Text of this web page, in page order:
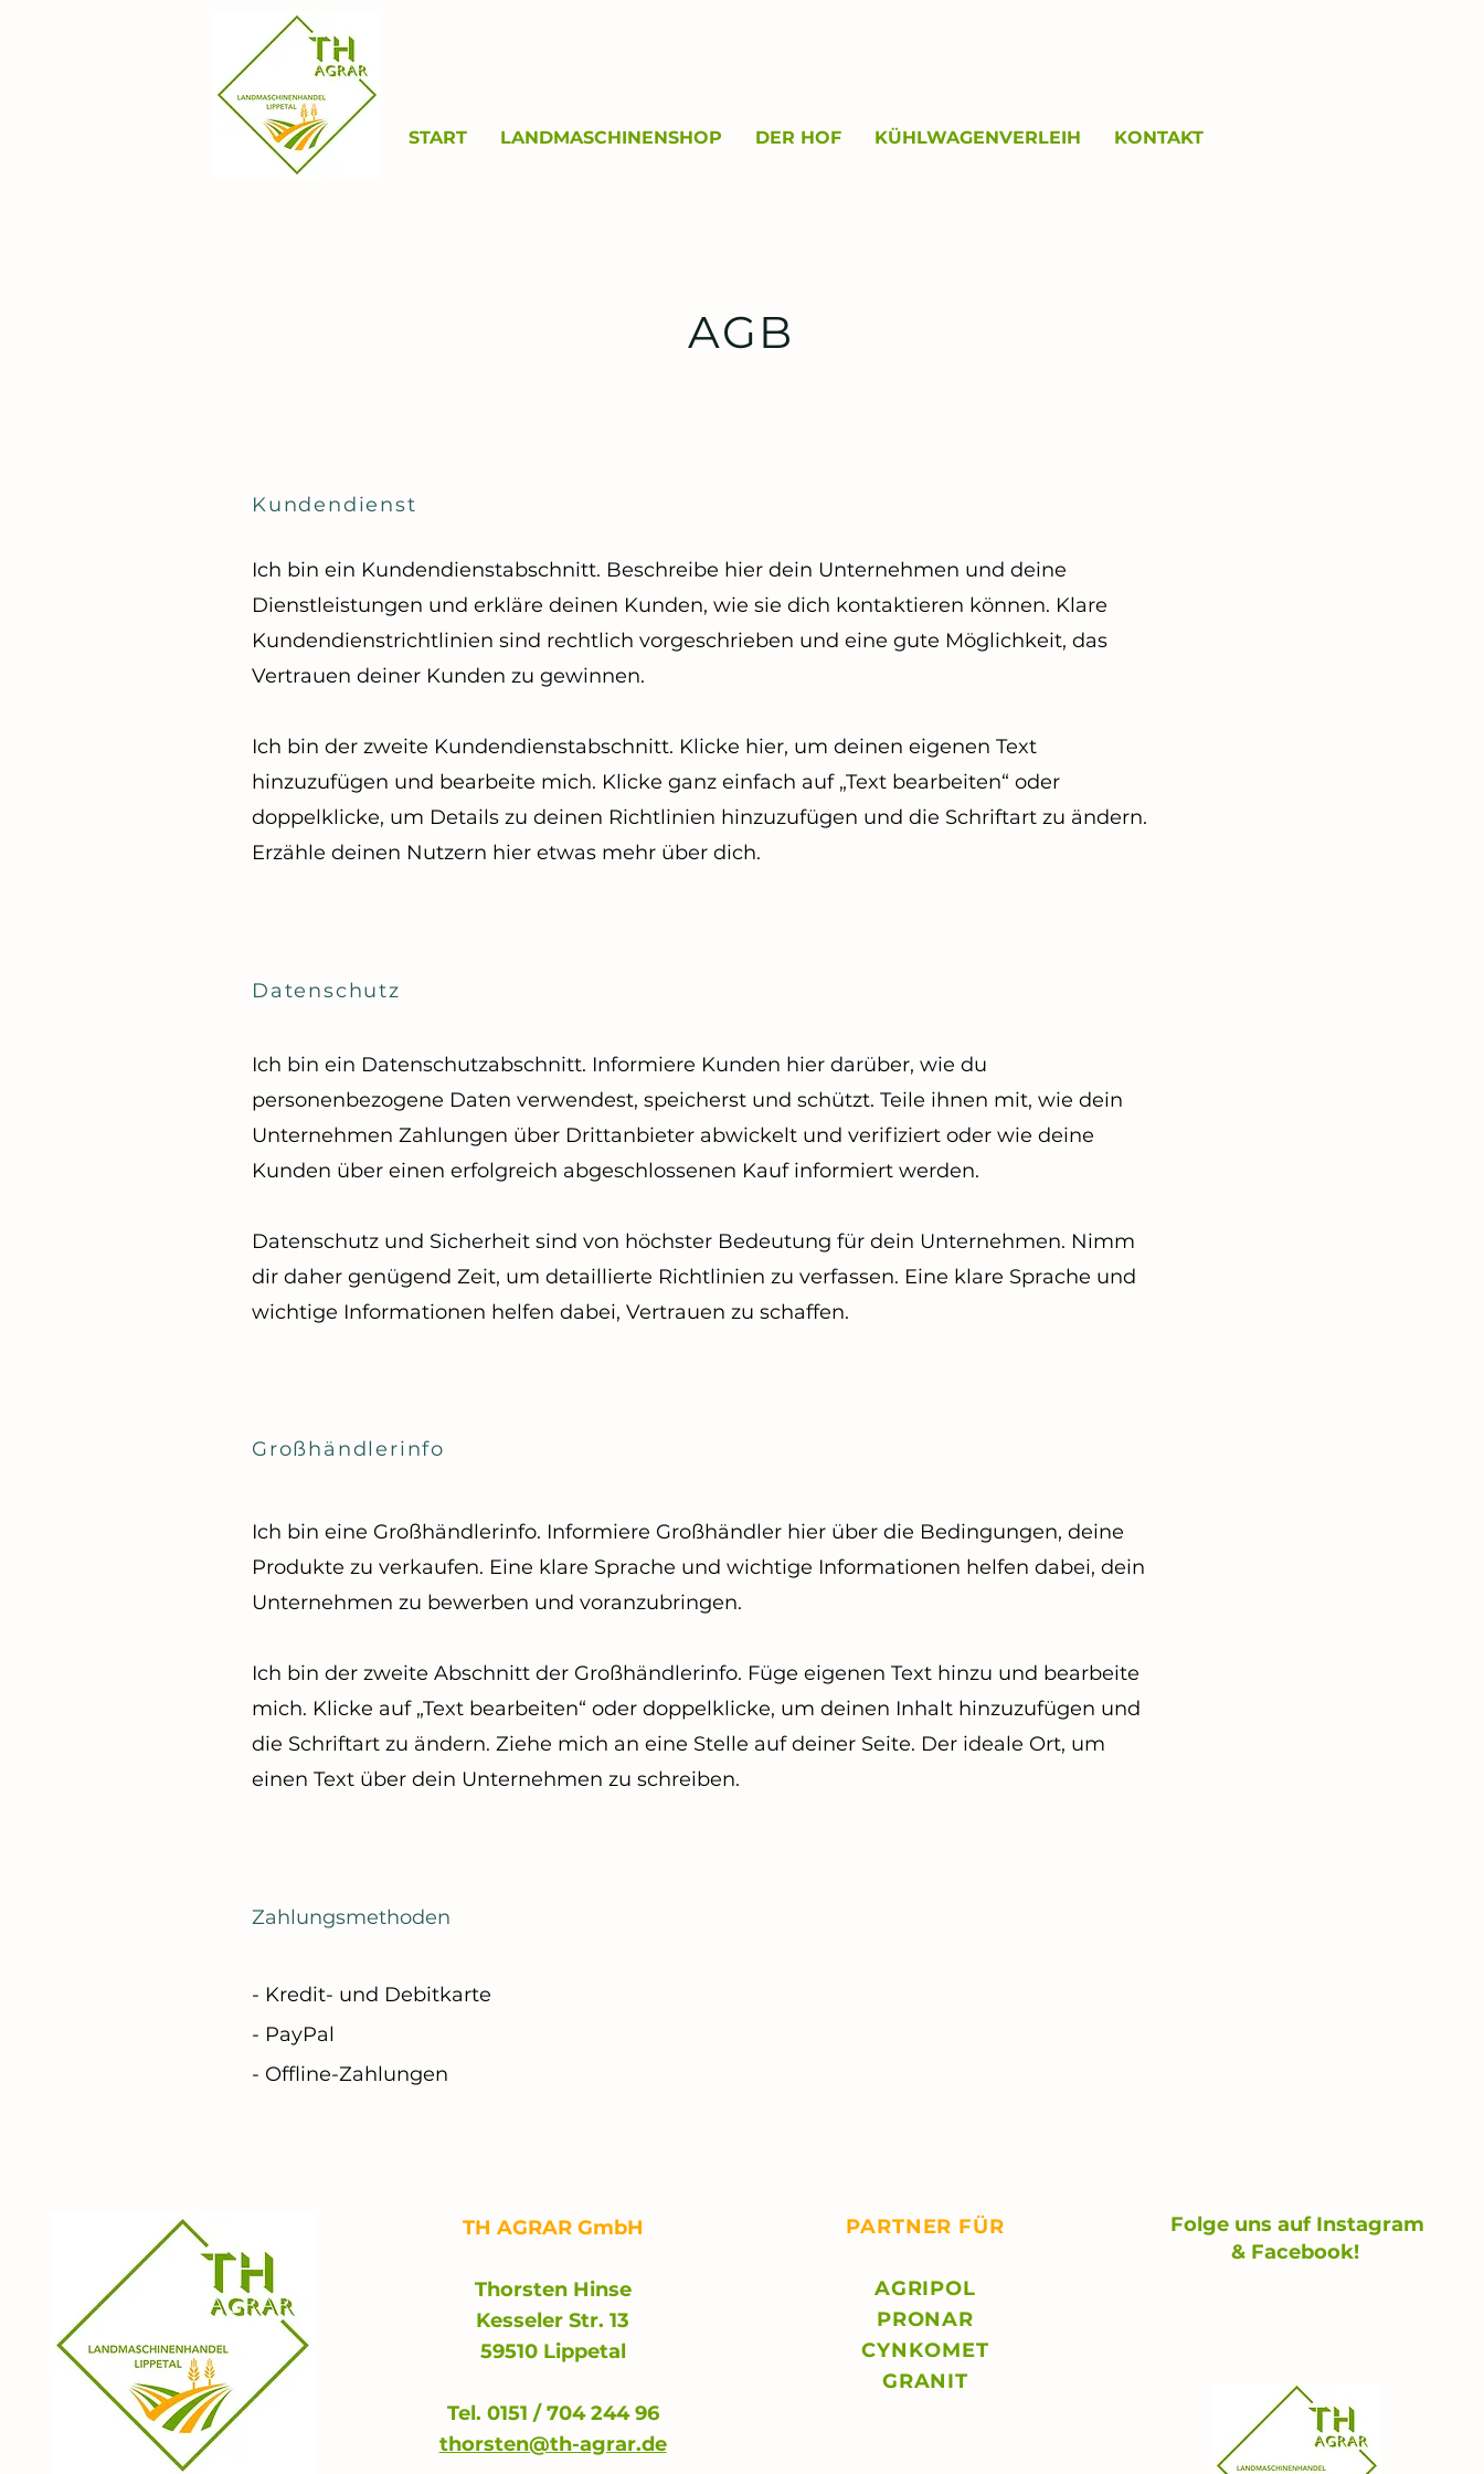
START LANDMASCHINENSHOP DER HOF KÜHLWAGENVERLEIH KONTAKT
AGB
Kundendienst
Ich bin ein Kundendienstabschnitt. Beschreibe hier dein Unternehmen und deine
Dienstleistungen und erkläre deinen Kunden, wie sie dich kontaktieren können. Klare
Kundendienstrichtlinien sind rechtlich vorgeschrieben und eine gute Möglichkeit, das
Vertrauen deiner Kunden zu gewinnen.
Ich bin der zweite Kundendienstabschnitt. Klicke hier, um deinen eigenen Text
hinzuzufügen und bearbeite mich. Klicke ganz einfach auf „Text bearbeiten“ oder
doppelklicke, um Details zu deinen Richtlinien hinzuzufügen und die Schriftart zu ändern.
Erzähle deinen Nutzern hier etwas mehr über dich.
Datenschutz
Ich bin ein Datenschutzabschnitt. Informiere Kunden hier darüber, wie du
personenbezogene Daten verwendest, speicherst und schützt. Teile ihnen mit, wie dein
Unternehmen Zahlungen über Drittanbieter abwickelt und verifiziert oder wie deine
Kunden über einen erfolgreich abgeschlossenen Kauf informiert werden.
Datenschutz und Sicherheit sind von höchster Bedeutung für dein Unternehmen. Nimm
dir daher genügend Zeit, um detaillierte Richtlinien zu verfassen. Eine klare Sprache und
wichtige Informationen helfen dabei, Vertrauen zu schaffen.
Großhändlerinfo
Ich bin eine Großhändlerinfo. Informiere Großhändler hier über die Bedingungen, deine
Produkte zu verkaufen. Eine klare Sprache und wichtige Informationen helfen dabei, dein
Unternehmen zu bewerben und voranzubringen.
Ich bin der zweite Abschnitt der Großhändlerinfo. Füge eigenen Text hinzu und bearbeite
mich. Klicke auf „Text bearbeiten“ oder doppelklicke, um deinen Inhalt hinzuzufügen und
die Schriftart zu ändern. Ziehe mich an eine Stelle auf deiner Seite. Der ideale Ort, um
einen Text über dein Unternehmen zu schreiben.
Zahlungsmethoden
- Kredit- und Debitkarte
- PayPal
- Offline-Zahlungen
TH AGRAR GmbH
Thorsten Hinse
Kesseler Str. 13
59510 Lippetal
Tel. 0151 / 704 244 96
thorsten@th-agrar.de
PARTNER FÜR
AGRIPOL
PRONAR
CYNKOMET
GRANIT
Folge uns auf Instagram
& Facebook!